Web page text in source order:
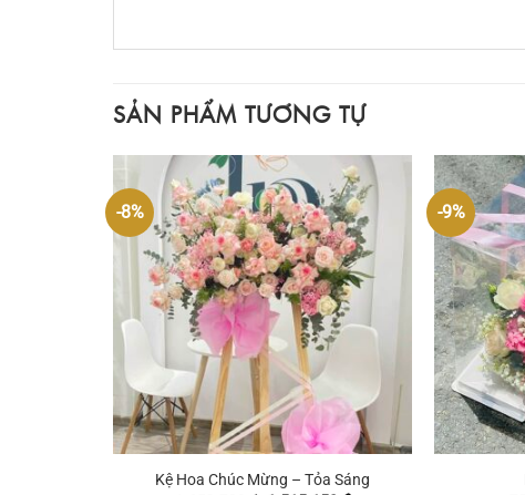
SẢN PHẨM TƯƠNG TỰ
-8%
+
Kệ Hoa Chúc Mừng – Tỏa Sáng
-9%
+